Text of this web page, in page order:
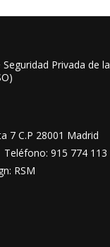
Privada de la
7 C.P 28001 Madrid
915 774 113
RSM